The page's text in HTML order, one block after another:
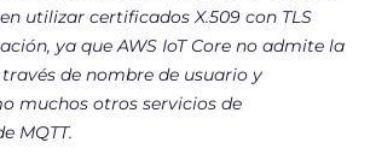
utilizar certificados X.509 con TLS
ya que AWS IoT Core no admite la
de nombre de usuario y
muchos otros servicios de
MQTT.